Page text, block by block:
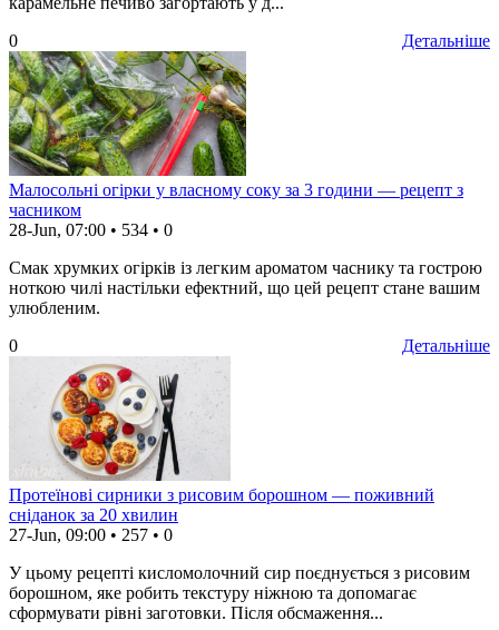
Детальніше
0
Малосольні огірки у власному соку за 3 години — рецепт з
часником
28-Jun, 07:00 • 534 • 0
Смак хрумких огірків із легким ароматом часнику та гострою
ноткою чилі настільки ефектний, що цей рецепт стане вашим
улюбленим.
Детальніше
0
Протеїнові сирники з рисовим борошном — поживний
сніданок за 20 хвилин
27-Jun, 09:00 • 257 • 0
У цьому рецепті кисломолочний сир поєднується з рисовим
борошном, яке робить текстуру ніжною та допомагає
сформувати рівні заготовки. Після обсмаження...